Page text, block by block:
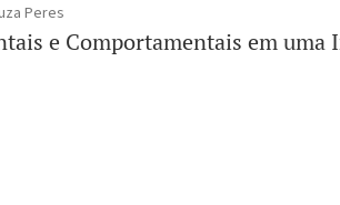
Peres
e Comportamentais em